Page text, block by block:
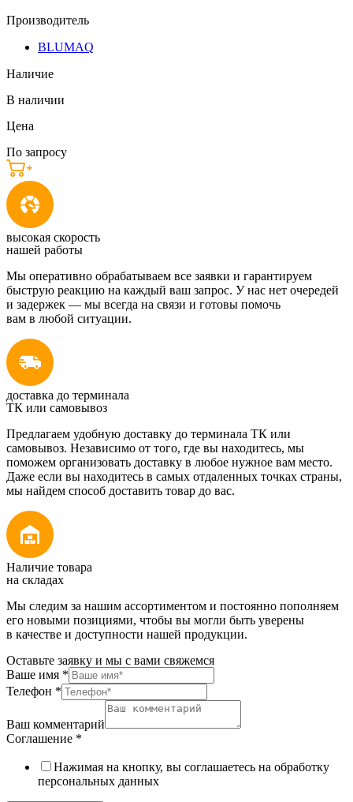
Производитель
BLUMAQ
Наличие
В наличии
Цена
По запросу
высокая скорость
нашей работы
Мы оперативно обрабатываем все заявки и гарантируем
быструю реакцию на каждый ваш запрос. У нас нет очередей
и задержек — мы всегда на связи и готовы помочь
вам в любой ситуации.
доставка до терминала
ТК или самовывоз
Предлагаем удобную доставку до терминала ТК или
самовывоз. Независимо от того, где вы находитесь, мы
поможем организовать доставку в любое нужное вам место.
Даже если вы находитесь в самых отдаленных точках страны,
мы найдем способ доставить товар до вас.
Наличие товара
на складах
Мы следим за нашим ассортиментом и постоянно пополняем
его новыми позициями, чтобы вы могли быть уверены
в качестве и доступности нашей продукции.
Оставьте заявку и мы с вами свяжемся
Ваше имя *
Телефон *
Ваш комментарий
Соглашение *
Нажимая на кнопку, вы соглашаетесь на обработку
персональных данных